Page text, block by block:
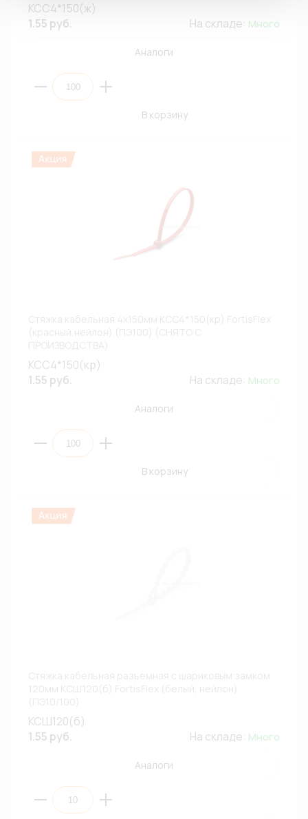
КСС4*150(ж)
1.55 руб.
На складе: Много
Аналоги
В корзину
КСС4*150(кр)
1.55 руб.
На складе: Много
Аналоги
В корзину
КСШ120(б)
1.55 руб.
На складе: Много
Аналоги